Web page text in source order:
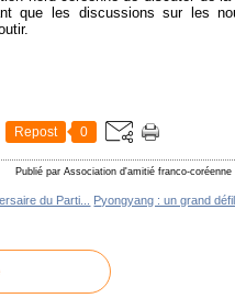
que les discussions sur les
Repost 0
Publié par Association d'amitié franco-coréenne
du Parti... Pyongyang : un grand